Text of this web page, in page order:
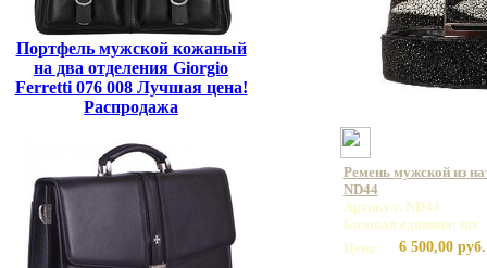
Портфель мужской кожаный
на два отделения Giorgio
Ferretti 076 008 Лучшая цена!
Распродажа
Ремень мужской из
ND44
Артикул: ND44
Базовая единица: шт
Цена:
6 500,00 руб.